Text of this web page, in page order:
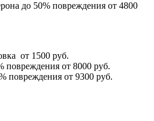
до 50% повреждения от 4800
от 1500 руб.
повреждения от 8000 руб.
повреждения от 9300 руб.